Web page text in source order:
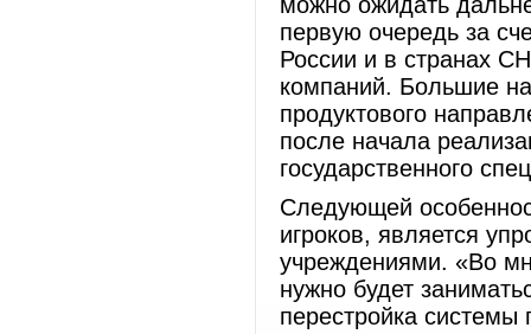
первую очередь за
России и в странах
компаний. Большие
продуктового
после начала
государственного
Следующей
игроков, является
учреждениями. «Во
нужно будет
перестройка системы